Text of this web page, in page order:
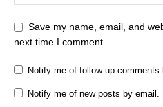
Save my name, email, and
next time I comment.
Notify me of follow-up comments
Notify me of new posts by email.